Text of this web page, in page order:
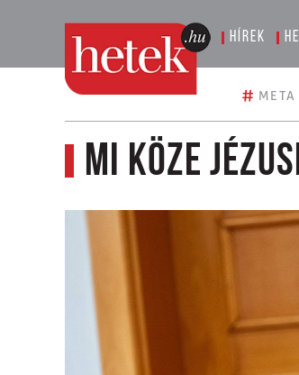
Hírek
# META
Mi köze